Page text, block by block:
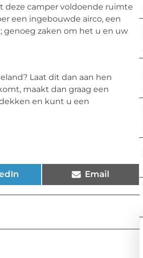
deze camper voldoende ruimte
een ingebouwde airco, een
genoeg zaken om het u en uw
Laat dit dan aan hen
maakt dan graag een
en kunt u een
Email